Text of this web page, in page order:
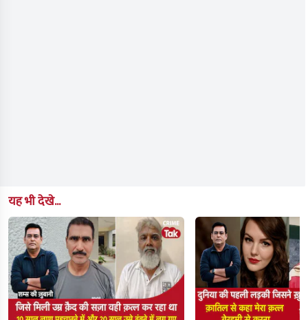
यह भी देखे...